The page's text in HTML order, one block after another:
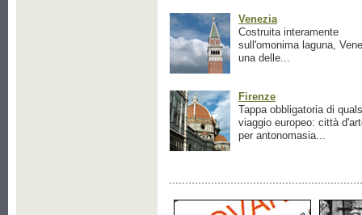
Venezia
Costruita interamente
sull'omonima laguna,
una delle...
Firenze
Tappa obbligatoria di
viaggio europeo: città
per antonomasia...